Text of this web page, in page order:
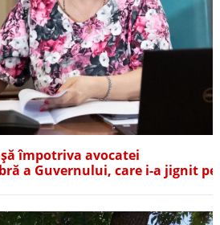
împotriva avocatei
a Guvernului, care i-a jignit pe